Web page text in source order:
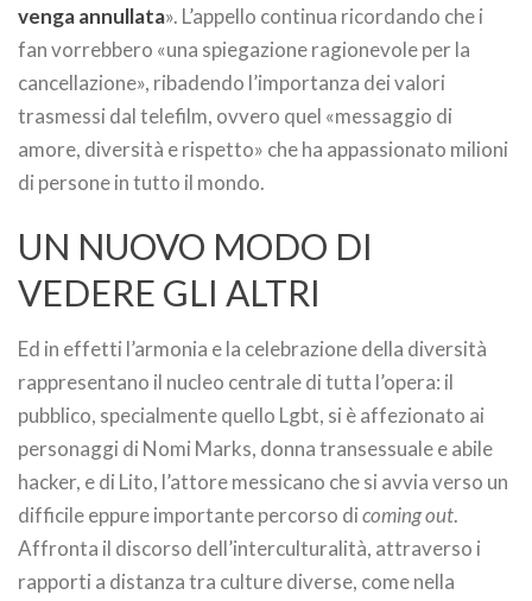
venga annullata». L’appello continua ricordando che i
fan vorrebbero «una spiegazione ragionevole per la
cancellazione», ribadendo l’importanza dei valori
trasmessi dal telefilm, ovvero quel «messaggio di
amore, diversità e rispetto» che ha appassionato milioni
di persone in tutto il mondo.
UN NUOVO MODO DI
VEDERE GLI ALTRI
Ed in effetti l’armonia e la celebrazione della diversità
rappresentano il nucleo centrale di tutta l’opera: il
pubblico, specialmente quello Lgbt, si è affezionato ai
personaggi di Nomi Marks, donna transessuale e abile
hacker, e di Lito, l’attore messicano che si avvia verso un
difficile eppure importante percorso dicoming out.
Affronta il discorso dell’interculturalità, attraverso i
rapporti a distanza tra culture diverse, come nella